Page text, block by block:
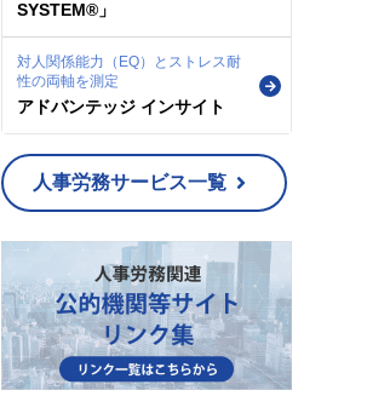
SYSTEM®」
対人関係能力（EQ）とストレス耐
性の両軸を測定
アドバンテッジ インサイト
人事労務サービス一覧